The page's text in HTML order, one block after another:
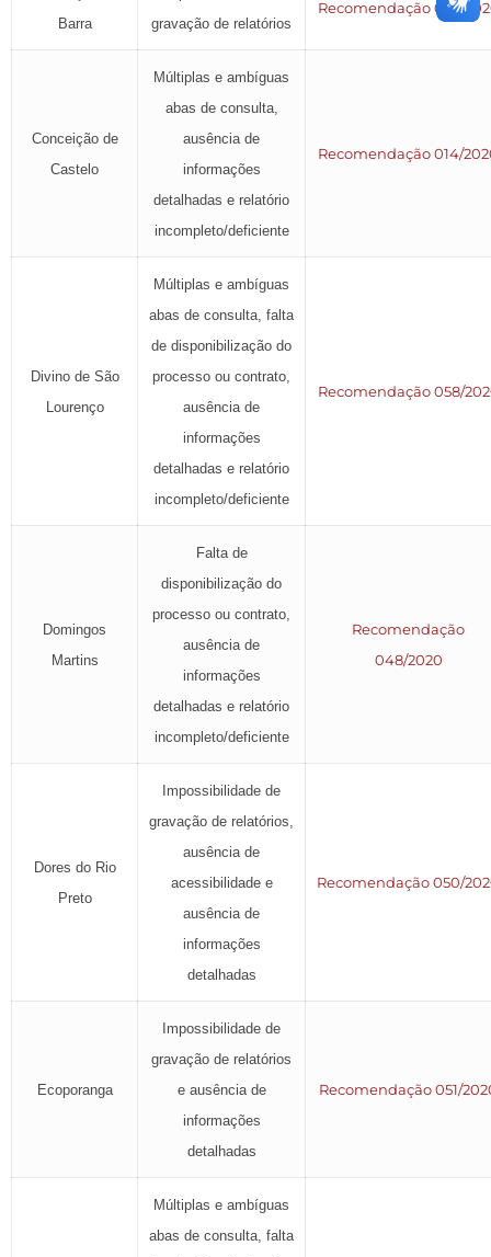
Barra
gravação de relatórios
Recomendação 047/
Conceição de
Castelo
Múltiplas e ambíguas
abas de consulta,
ausência de
informações
detalhadas e relatório
incompleto/deficiente
Recomendação 014/
Divino de São
Lourenço
Múltiplas e ambíguas
abas de consulta, falta
de disponibilização do
processo ou contrato,
ausência de
informações
detalhadas e relatório
incompleto/deficiente
Recomendação 058/
Domingos
Martins
Falta de
disponibilização do
processo ou contrato,
ausência de
informações
detalhadas e relatório
incompleto/deficiente
Recomendação
048/2020
Dores do Rio
Preto
Impossibilidade de
gravação de relatórios,
ausência de
acessibilidade e
ausência de
informações
detalhadas
Recomendação 050/
Ecoporanga
Impossibilidade de
gravação de relatórios
e ausência de
informações
detalhadas
Recomendação 051/
Múltiplas e ambíguas
abas de consulta, falta